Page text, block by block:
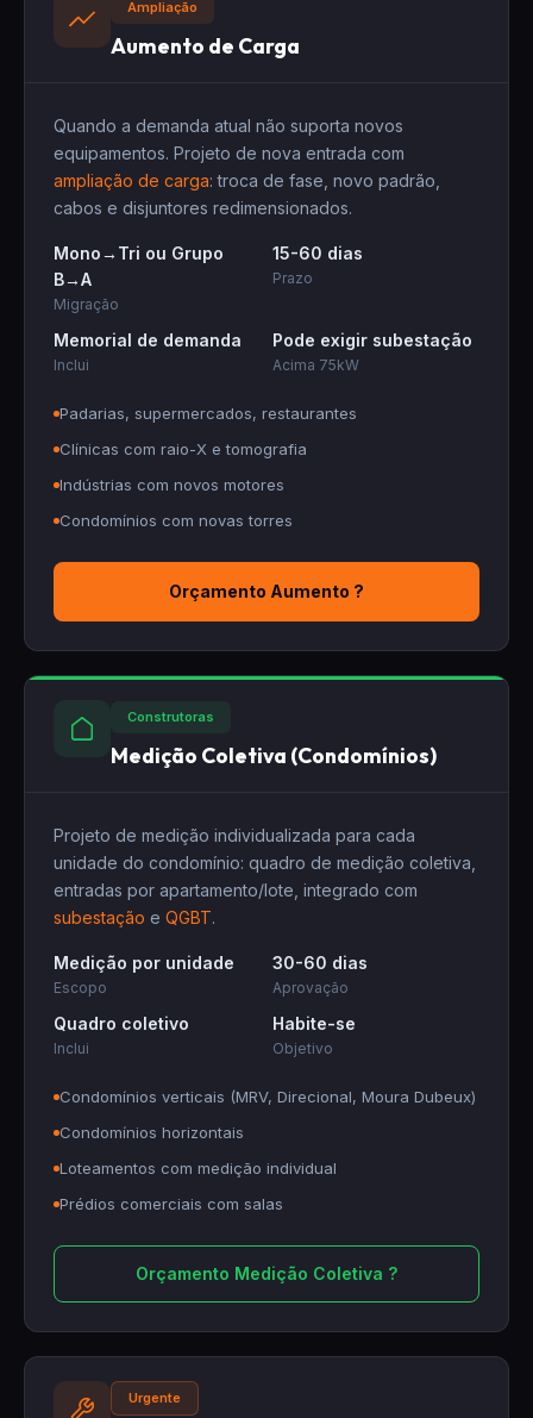
Ampliação
Aumento de Carga
Quando a demanda atual não suporta novos
equipamentos. Projeto de nova entrada com
ampliação de carga: troca de fase, novo padrão,
cabos e disjuntores redimensionados.
Mono→Tri ou Grupo
B→A
Migração
15-60 dias
Prazo
Memorial de demanda
Inclui
Pode exigir subestação
Acima 75kW
Padarias, supermercados, restaurantes
Clínicas com raio-X e tomografia
Indústrias com novos motores
Condomínios com novas torres
Orçamento Aumento ?
Construtoras
Medição Coletiva (Condomínios)
Projeto de medição individualizada para cada
unidade do condomínio: quadro de medição coletiva,
entradas por apartamento/lote, integrado com
subestação e QGBT.
Medição por unidade
Escopo
30-60 dias
Aprovação
Quadro coletivo
Inclui
Habite-se
Objetivo
Condomínios verticais (MRV, Direcional, Moura Dubeux)
Condomínios horizontais
Loteamentos com medição individual
Prédios comerciais com salas
Orçamento Medição Coletiva ?
Urgente